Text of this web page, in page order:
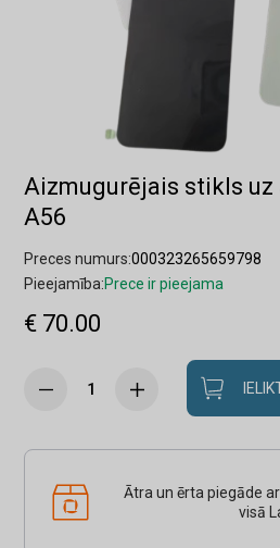
Aizmugurējais stikls uz
A56
Preces numurs:000323265659798
Pieejamība:Prece ir pieejama
€ 70.00
Ātra un ērta piegāde
visā